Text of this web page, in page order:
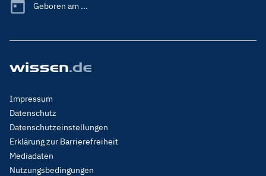
Geboren am ...
Footer
Menu
Legal
Impressum
Datenschutz
Datenschutzeinstellungen
Erklärung zur Barrierefreiheit
Mediadaten
Nutzungsbedingungen